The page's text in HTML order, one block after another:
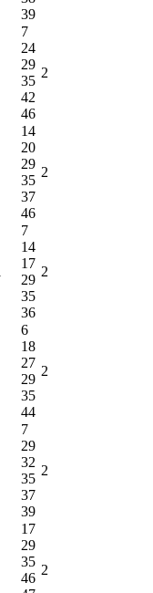
39
7
24
29
35
42
46
2
14
20
29
35
37
46
2
7
14
17
29
35
36
2
6
18
27
29
35
44
2
7
29
32
35
37
39
2
17
29
35
46
2